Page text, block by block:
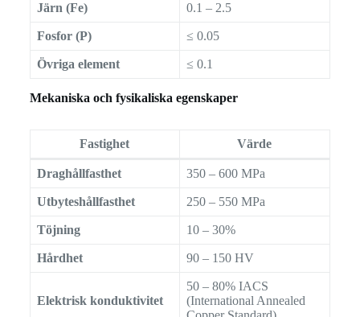
Järn (Fe) 0.1 – 2.5
Fosfor (P) ≤ 0.05
Övriga element ≤ 0.1
Mekaniska och fysikaliska egenskaper
Fastighet Värde
Draghållfasthet 350 – 600 MPa
Utbyteshållfasthet 250 – 550 MPa
Töjning 10 – 30%
Hårdhet 90 – 150 HV
Elektrisk konduktivitet
50 – 80% IACS
(International Annealed